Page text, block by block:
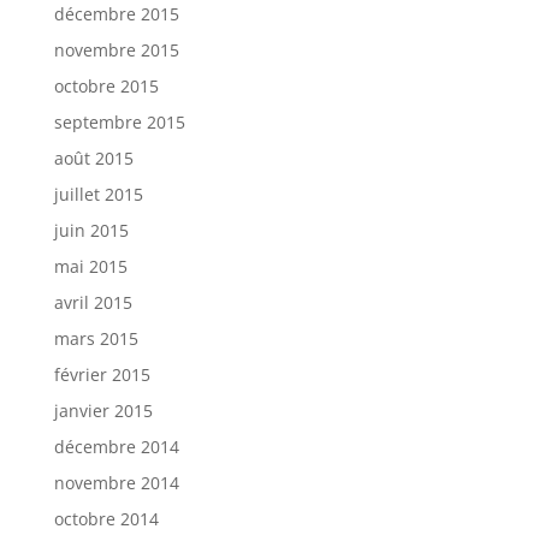
décembre 2015
novembre 2015
octobre 2015
septembre 2015
août 2015
juillet 2015
juin 2015
mai 2015
avril 2015
mars 2015
février 2015
janvier 2015
décembre 2014
novembre 2014
octobre 2014